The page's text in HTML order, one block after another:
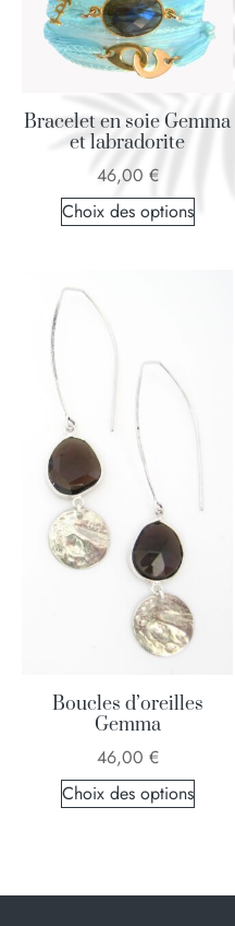
Bracelet en soie Gemma
et labradorite
46,00 €
Choix des options
Boucles d’oreilles
Gemma
46,00 €
Choix des options